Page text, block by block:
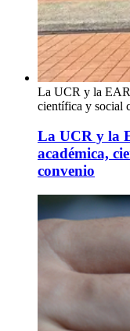
La UCR y la
científica y social
La UCR y la
académica,
convenio